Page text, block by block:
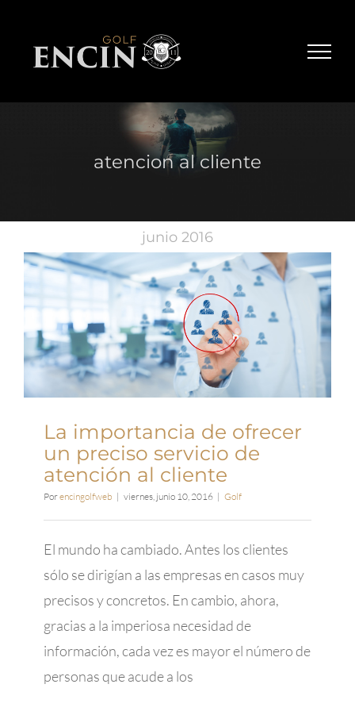
content
atencion al cliente
junio 2016
La importancia de ofrecer
un preciso servicio de
atención al cliente
Porencingolfweb | viernes, junio 10, 2016 | Golf
El mundo ha cambiado. Antes los clientes
sólo se dirigían a las empresas en casos muy
precisos y concretos. En cambio, ahora,
gracias a la imperiosa necesidad de
información, cada vez es mayor el número de
personas que acude a los